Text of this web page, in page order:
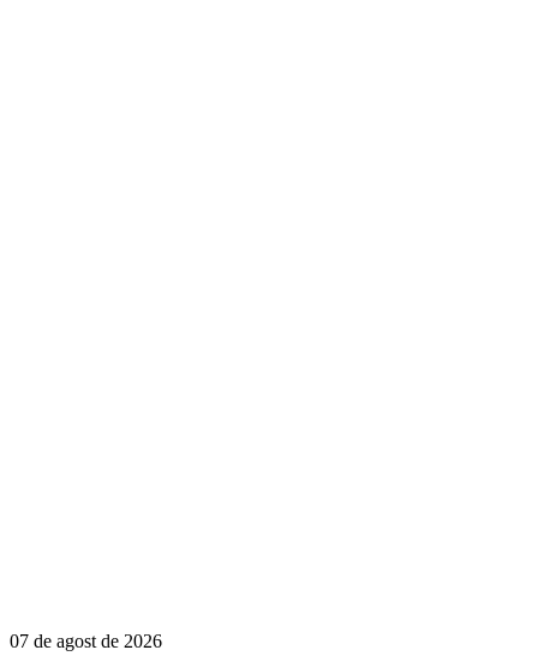
07 de agost de 2026